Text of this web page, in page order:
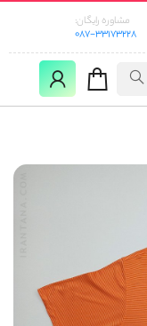
مشاوره رایگان:
087-33173228